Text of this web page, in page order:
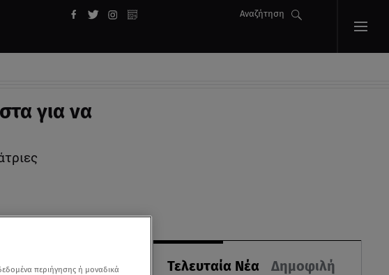
Αναζήτηση
για να
Τελευταία Νέα Δημοφιλή
περιήγησης ή μοναδικά